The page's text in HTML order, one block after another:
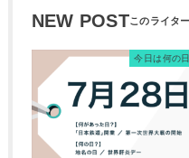
NEW POST
今日は何の日